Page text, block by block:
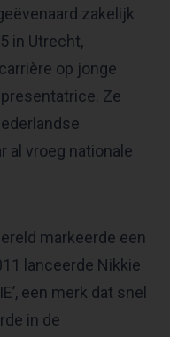
zakelijk
in Utrecht,
op jonge
Ze
al vroeg nationale
markeerde een
lanceerde Nikkie
een merk dat snel
in de